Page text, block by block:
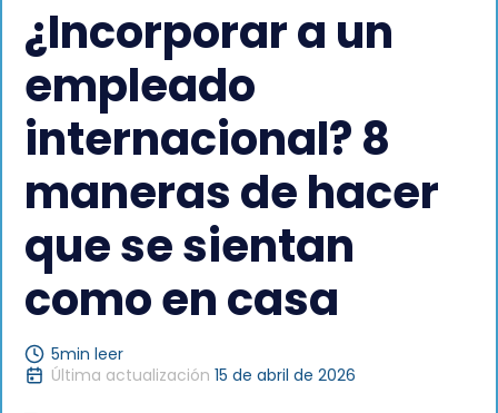
¿Incorporar a un
empleado
internacional? 8
maneras de hacer
que se sientan
como en casa
5min leer
Última actualización 15 de abril de 2026